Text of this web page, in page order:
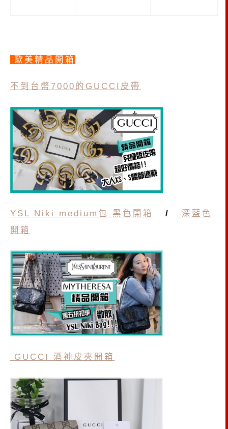
歐美精品開箱
不到台幣7000的GUCCI皮帶
YSL Niki medium包 黑色開箱 /
深藍色
開箱
GUCCI 酒神皮夾開箱